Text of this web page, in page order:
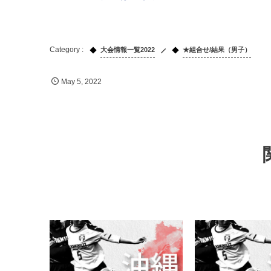
大会情報一覧2022 ★組合せ/結果（男子）
May 5 ,2022